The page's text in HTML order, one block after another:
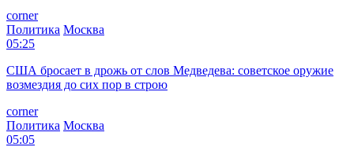
corner
Политика Москва
05:25
США бросает в дрожь от слов Медведева: советское оружие
возмездия до сих пор в строю
corner
Политика Москва
05:05